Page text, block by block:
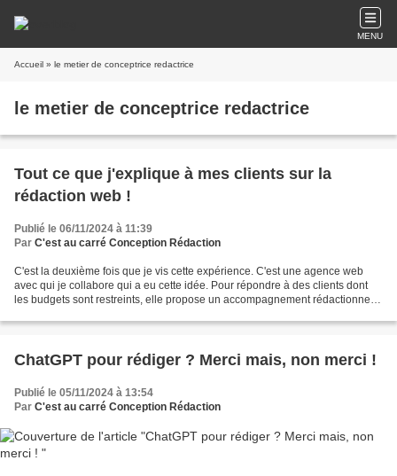
MENU
Accueil » le metier de conceptrice redactrice
le metier de conceptrice redactrice
Tout ce que j'explique à mes clients sur la
rédaction web !
Publié le 06/11/2024 à 11:39
Par C'est au carré Conception Rédaction
C'est la deuxième fois que je vis cette expérience. C'est une agence web
avec qui je collabore qui a eu cette idée. Pour répondre à des clients dont
les budgets sont restreints, elle propose un accompagnement rédactionnel.
ChatGPT pour rédiger ? Merci mais, non merci !
Publié le 05/11/2024 à 13:54
Par C'est au carré Conception Rédaction